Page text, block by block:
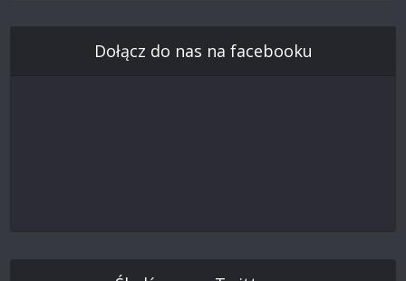
Dołącz do nas na facebooku